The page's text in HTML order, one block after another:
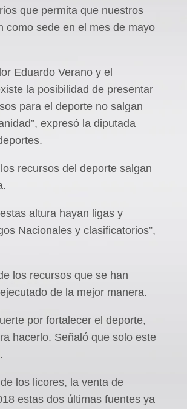
que permita que nuestros
como sede en el mes de mayo
Eduardo Verano y el
la posibilidad de presentar
para el deporte no salgan
expresó la diputada
recursos del deporte salgan
altura hayan ligas y
Nacionales y clasificatorios”,
los recursos que se han
de la mejor manera.
por fortalecer el deporte,
hacerlo. Señaló que solo este
los licores, la venta de
estas dos últimas fuentes ya